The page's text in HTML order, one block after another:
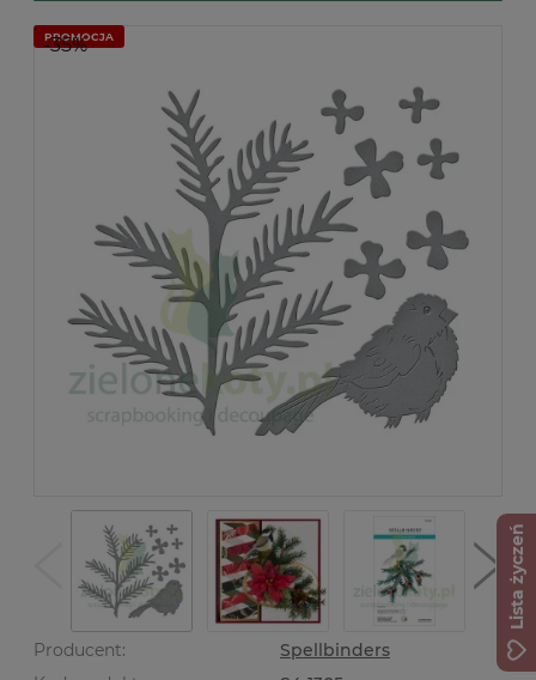
PROMOCJA
-35%
Producent:
Spellbinders
Lista życzeń